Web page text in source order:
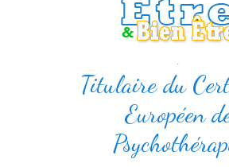
.
Titulaire du
Européen